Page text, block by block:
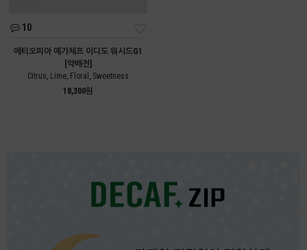
10
에티오피아 예가체프 이디도 워시드G1
[약배전]
Citrus, Lime, Floral, Sweetness
18,300원